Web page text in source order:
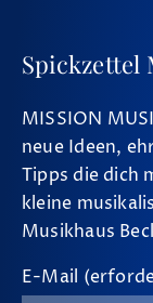
Spickzettel
MISSION
neue Ideen,
Tipps die dich
kleine
Musikhaus
E-Mail